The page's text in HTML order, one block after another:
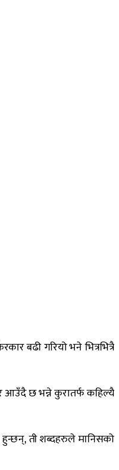
बढी गरियो भने भित्रभित्रै
आउँदै छ भन्ने कुरातर्फ कहिल्यै
ती शब्दहरुले मानिसको